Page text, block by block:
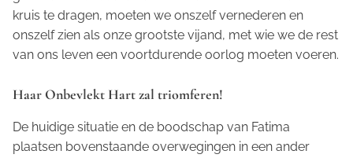
kruis te dragen, moeten we onszelf vernederen en
onszelf zien als onze grootste vijand, met wie we de rest
van ons leven een voortdurende oorlog moeten voeren.
Haar Onbevlekt Hart zal triomferen!
De huidige situatie en de boodschap van Fatima
plaatsen bovenstaande overwegingen in een ander